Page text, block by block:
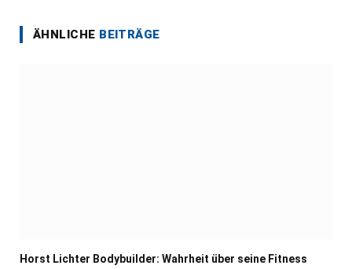
ÄHNLICHE BEITRÄGE
Horst Lichter Bodybuilder: Wahrheit über seine Fitness